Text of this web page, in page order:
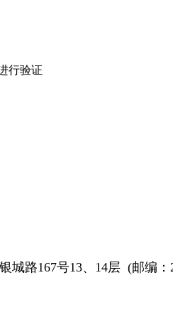
行验证
城路167号13、14层 (邮编：